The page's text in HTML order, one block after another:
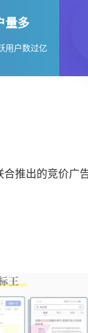
量多
用户数过亿
推出的竞价广